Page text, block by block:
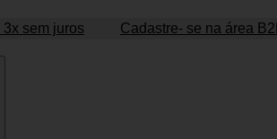
sem juros Cadastre- se na área